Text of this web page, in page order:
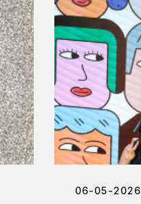
06-05-2026